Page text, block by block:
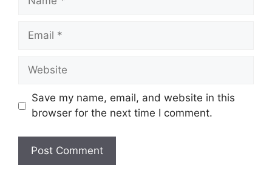
Email
Website
Save my name, email, and website in this
browser for the next time I comment.